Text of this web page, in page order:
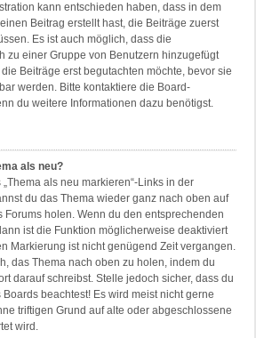
kann entschieden haben, dass in dem
Beitrag erstellt hast, die Beiträge zuerst
Es ist auch möglich, dass die
zu einer Gruppe von Benutzern hinzugefügt
Beiträge erst begutachten möchte, bevor sie
werden. Bitte kontaktiere die Board-
du weitere Informationen dazu benötigst.
als neu?
als neu markieren“-Links in der
du das Thema wieder ganz nach oben auf
Forums holen. Wenn du den entsprechenden
ist die Funktion möglicherweise deaktiviert
Markierung ist nicht genügend Zeit vergangen.
das Thema nach oben zu holen, indem du
darauf schreibst. Stelle jedoch sicher, dass du
beachtest! Es wird meist nicht gerne
triftigen Grund auf alte oder abgeschlossene
wird.